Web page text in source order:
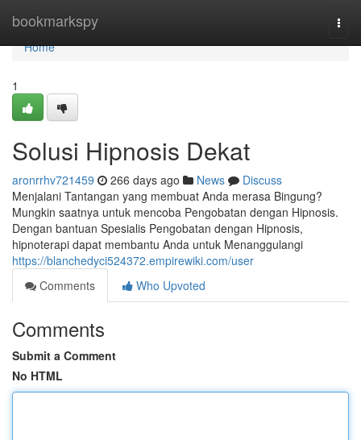
bookmarkspy
Home
Home
1
Solusi Hipnosis Dekat
aronrrhv721459 266 days ago News
Discuss
Menjalani Tantangan yang membuat Anda merasa Bingung?
Mungkin saatnya untuk mencoba Pengobatan dengan Hipnosis.
Dengan bantuan Spesialis Pengobatan dengan Hipnosis,
hipnoterapi dapat membantu Anda untuk Menanggulangi
https://blanchedyci524372.empirewiki.com/user
Comments
Who Upvoted
Comments
Submit a Comment
No HTML